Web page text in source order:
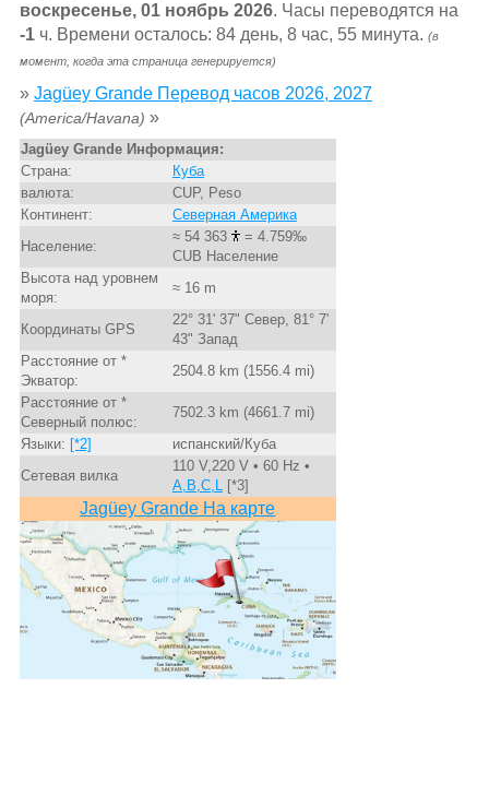
воскресенье, 01 ноябрь 2026. Часы переводятся на
-1ч. Времени осталось: 84 день, 8 час, 55 минута. (в
момент, когда эта страница генерируется)
» Jagüey Grande Перевод часов 2026, 2027
(America/Havana) »
Jagüey Grande Информация:
Страна:
Куба
валюта:
CUP, Peso
Континент:
Северная Америка
Население:
≈ 54 363
= 4.759‰
CUB Население
Высота над уровнем
моря:
≈ 16 m
Координаты GPS
22° 31' 37" Север, 81° 7'
43" Запад
Расстояние от *
Экватор:
2504.8 km (1556.4 mi)
Расстояние от *
Северный полюс:
7502.3 km (4661.7 mi)
Языки: [*2]
испанский/Куба
Сетевая вилка
110 V,220 V • 60 Hz •
A,B,C,L[*3]
Jagüey Grande На карте